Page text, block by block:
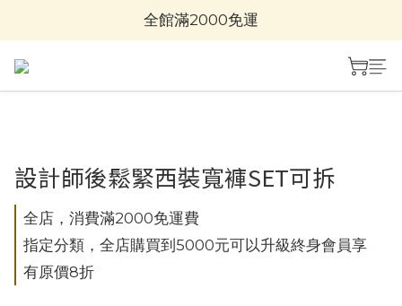
全館滿2000免運
設計師後鬆緊西裝寬褲SET可拆
全店，消費滿2000免運費
指定分類，全店購買到5000元可以升級終身會員享
有原價8折